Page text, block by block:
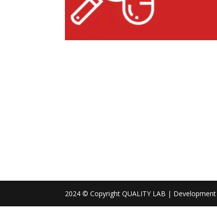
2024 © Copyright QUALITY LAB | Development